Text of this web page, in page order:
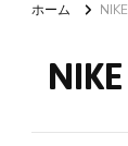
ホーム NIKE
NIKE